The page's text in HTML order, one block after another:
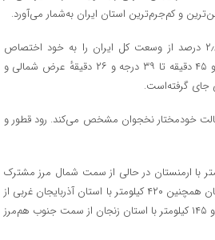
و کم‌جرم‌ترین استان ایران به‌شمار می‌آورد.
استان آذربایجان شرقی با ۴۵٬۴۸۱ کیلومتر مربع مساحت، حدود ۲٫۸ درصد از وسعت کل ایران را به خود اختصاص
داده‌است. این استان در شمال غرب کشور و بین مدارهای ۳۶ درجه و ۴۵ دقیقه تا ۳۹ درجه و ۲۶ دقیقهٔ عرض شمالی و
خودمختار نخجوان مشخص می‌کند. رود قطور و
شرقی ۲۰۰ کیلومتر با جمهوری آذربایجان و ۳۵ کیلومتر با ارمنستان در حالی از سمت شمال مرز مشترک
دارد که تنها استان ایران است که با ارمنستان همسایه است. این استان همچنین ۴۲۰ کیلومتر با استان آذربایجان غربی از
سمت غرب و جنوب غرب، ۴۰۰ کیلومتر با استان اردبیل از سمت شرق و ۱۴۵ کیلومتر با استان زنجان از سمت جنوب هم‌مرز